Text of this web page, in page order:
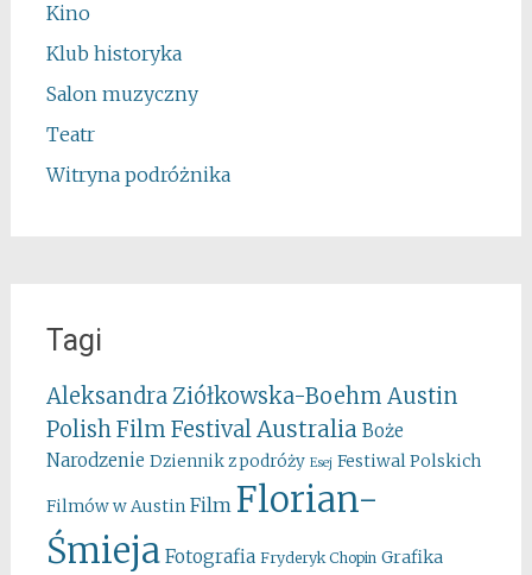
Kino
Klub historyka
Salon muzyczny
Teatr
Witryna podróżnika
Tagi
Aleksandra Ziółkowska-Boehm Austin
Polish Film FestivalAustralia Boże
Narodzenie Dziennik z podróży Esej Festiwal Polskich
Filmów w Austin Film Florian-
Śmieja Fotografia Fryderyk Chopin Grafika